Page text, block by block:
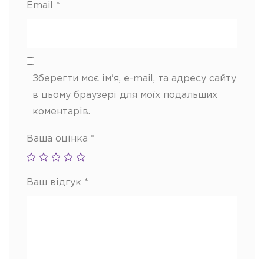
Email *
Зберегти моє ім'я, e-mail, та адресу сайту
в цьому браузері для моїх подальших
коментарів.
Ваша оцінка *
Ваш відгук *